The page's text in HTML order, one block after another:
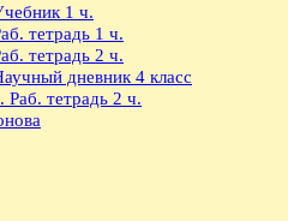
1 ч.
тетрадь 1 ч.
тетрадь 2 ч.
дневник 4 класс
Раб. тетрадь 2 ч.